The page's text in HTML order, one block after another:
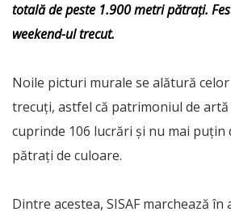
totală de peste 1.900 metri pătrați.
weekend-ul trecut.
Noile picturi murale se alătură
trecuți, astfel că patrimoniul de
cuprinde 106 lucrări și nu mai puțin
pătrați de culoare.
Dintre acestea, SISAF marchează în